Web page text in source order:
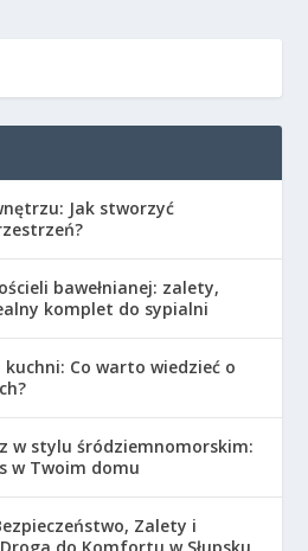
Jak stworzyć
bawełnianej: zalety,
komplet do sypialni
Co warto wiedzieć o
w stylu śródziemnomorskim:
w Twoim domu
Zalety i